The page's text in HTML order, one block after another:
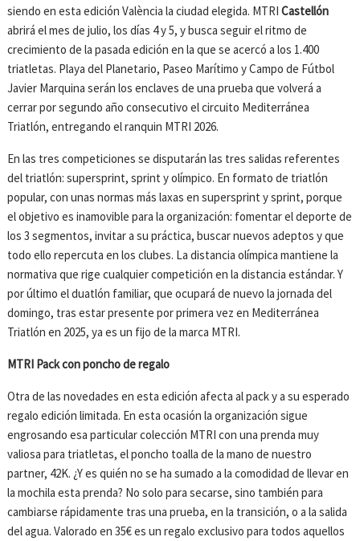
siendo en esta edición València la ciudad elegida. MTRICastellón
abrirá el mes de julio, los días 4 y 5, y busca seguir el ritmo de
crecimiento de la pasada edición en la que se acercó a los 1.400
triatletas. Playa del Planetario, Paseo Marítimo y Campo de Fútbol
Javier Marquina serán los enclaves de una prueba que volverá a
cerrar por segundo año consecutivo el circuito Mediterránea
Triatlón, entregando el ranquin MTRI 2026.
En las tres competiciones se disputarán las tres salidas referentes
del triatlón: supersprint, sprint y olímpico. En formato de triatlón
popular, con unas normas más laxas en supersprint y sprint, porque
el objetivo es inamovible para la organización: fomentar el deporte de
los 3 segmentos, invitar a su práctica, buscar nuevos adeptos y que
todo ello repercuta en los clubes. La distancia olímpica mantiene la
normativa que rige cualquier competición en la distancia estándar. Y
por último el duatlón familiar, que ocupará de nuevo la jornada del
domingo, tras estar presente por primera vez en Mediterránea
Triatlón en 2025, ya es un fijo de la marca MTRI.
MTRI Pack con poncho de regalo
Otra de las novedades en esta edición afecta al pack y a su esperado
regalo edición limitada. En esta ocasión la organización sigue
engrosando esa particular colección MTRI con una prenda muy
valiosa para triatletas, el poncho toalla de la mano de nuestro
partner, 42K. ¿Y es quién no se ha sumado a la comodidad de llevar en
la mochila esta prenda? No solo para secarse, sino también para
cambiarse rápidamente tras una prueba, en la transición, o a la salida
del agua. Valorado en 35€ es un regalo exclusivo para todos aquellos